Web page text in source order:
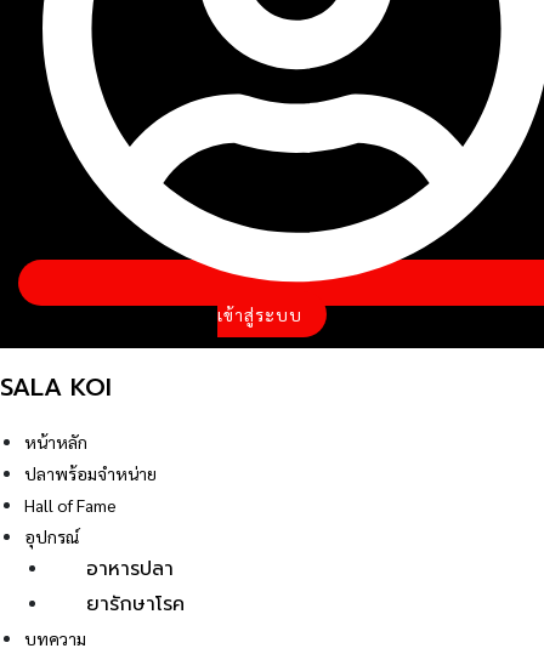
เข้าสู่ระบบ
SALA KOI
หน้าหลัก
ปลาพร้อมจำหน่าย
Hall of Fame
อุปกรณ์
อาหารปลา
ยารักษาโรค
บทความ